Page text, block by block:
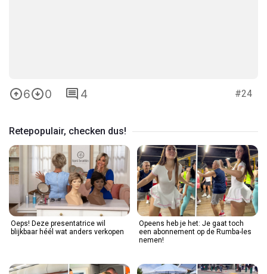
6 0 4 #24
Retepopulair, checken dus!
Oeps! Deze presentatrice wil
blijkbaar héél wat anders verkopen
Opeens heb je het: Je gaat toch
een abonnement op de Rumba-les
nemen!